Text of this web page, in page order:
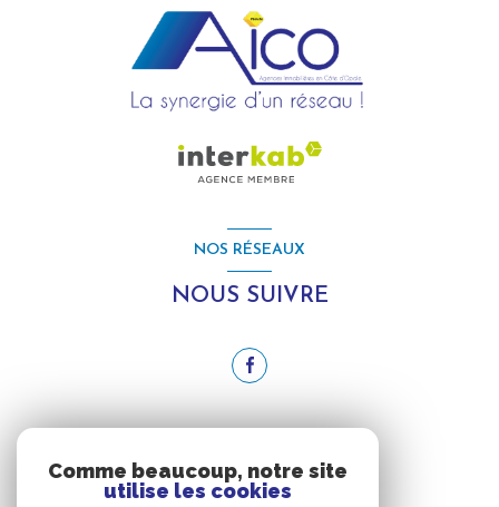
NOS RÉSEAUX
NOUS SUIVRE
NOUS ADHÉRONS
Comme beaucoup, notre site
utilise les cookies